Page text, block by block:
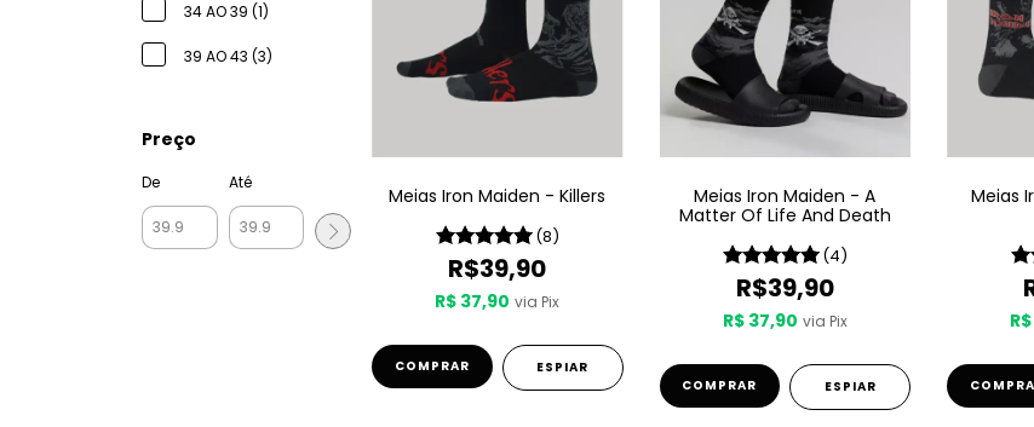
34 AO 39 (1)
39 AO 43 (3)
Preço
De Até
Meias Iron Maiden - Killers
(8)
R$39,90
R$ 37,90 via Pix
COMPRAR ESPIAR
Meias Iron Maiden - A
Matter Of Life And Death
(4)
R$39,90
R$ 37,90 via Pix
COMPRAR ESPIAR
Meias